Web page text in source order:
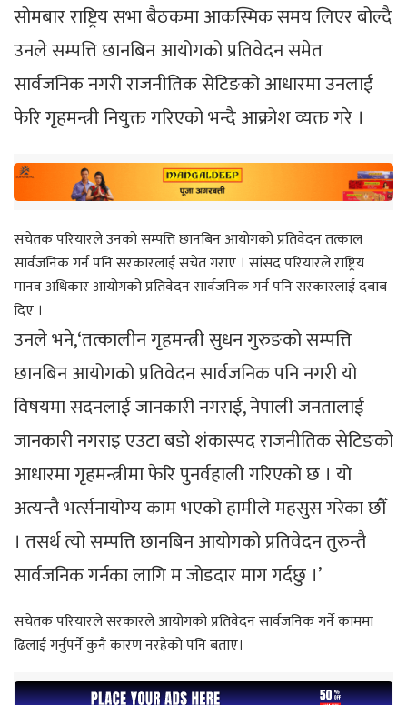
सोमबार राष्ट्रिय सभा बैठकमा आकस्मिक समय लिएर बोल्दै
उनले सम्पत्ति छानबिन आयोगको प्रतिवेदन समेत
सार्वजनिक नगरी राजनीतिक सेटिङको आधारमा उनलाई
फेरि गृहमन्त्री नियुक्त गरिएको भन्दै आक्रोश व्यक्त गरे ।
सचेतक परियारले उनको सम्पत्ति छानबिन आयोगको प्रतिवेदन तत्काल
सार्वजनिक गर्न पनि सरकारलाई सचेत गराए । सांसद परियारले राष्ट्रिय
मानव अधिकार आयोगको प्रतिवेदन सार्वजनिक गर्न पनि सरकारलाई दबाब
दिए ।
उनले भने,‘तत्कालीन गृहमन्त्री सुधन गुरुङको सम्पत्ति
छानबिन आयोगको प्रतिवेदन सार्वजनिक पनि नगरी यो
विषयमा सदनलाई जानकारी नगराई, नेपाली जनतालाई
जानकारी नगराइ एउटा बडो शंकास्पद राजनीतिक सेटिङको
आधारमा गृहमन्त्रीमा फेरि पुनर्वहाली गरिएको छ । यो
अत्यन्तै भर्त्सनायोग्य काम भएको हामीले महसुस गरेका छौँ
। तसर्थ त्यो सम्पत्ति छानबिन आयोगको प्रतिवेदन तुरुन्तै
सार्वजनिक गर्नका लागि म जोडदार माग गर्दछु ।’
सचेतक परियारले सरकारले आयोगको प्रतिवेदन सार्वजनिक गर्ने काममा
ढिलाई गर्नुपर्ने कुनै कारण नरहेको पनि बताए।